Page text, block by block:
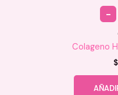
Colageno
$